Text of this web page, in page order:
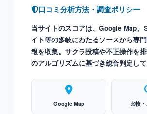
口コミ分析方法・調査ポリシー
当サイトのスコアは、Google Map、
イト等の多岐にわたるソースから専
報を収集。サクラ投稿や不正操作を
のアルゴリズムに基づき総合判定して
Google Map 比較